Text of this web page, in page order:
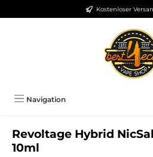
Zum Hauptinhalt springenKostenloser
Navigation
Revoltage Hybrid
10ml